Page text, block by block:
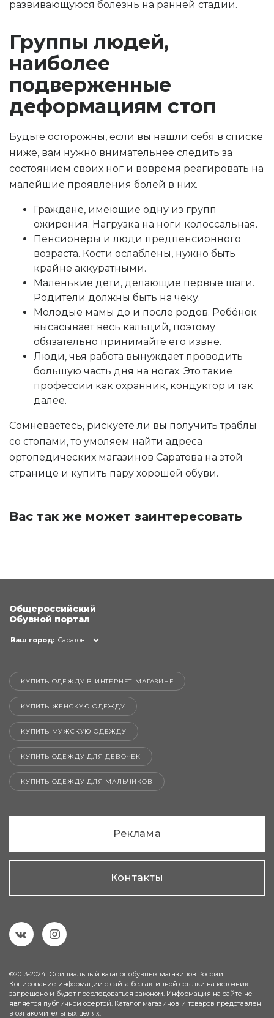
развивающуюся болезнь на ранней стадии.
Группы людей,
наиболее
подверженные
деформациям стоп
Будьте осторожны, если вы нашли себя в списке
ниже, вам нужно внимательнее следить за
состоянием своих ног и вовремя реагировать на
малейшие проявления болей в них.
Граждане, имеющие одну из групп
ожирения. Нагрузка на ноги колоссальная.
Пенсионеры и люди предпенсионного
возраста. Кости ослаблены, нужно быть
крайне аккуратными.
Маленькие дети, делающие первые шаги.
Родители должны быть на чеку.
Молодые мамы до и после родов. Ребёнок
высасывает весь кальций, поэтому
обязательно принимайте его извне.
Люди, чья работа вынуждает проводить
большую часть дня на ногах. Это такие
профессии как охранник, кондуктор и так
далее.
Сомневаетесь, рискуете ли вы получить траблы
со стопами, то умоляем найти адреса
ортопедических магазинов Саратова на этой
странице и купить пару хорошей обуви.
Вас так же может заинтересовать
Общероссийский
Обувной портал
Ваш город: Саратов
КУПИТЬ ОДЕЖДУ В ИНТЕРНЕТ-МАГАЗИНЕ
КУПИТЬ ЖЕНСКУЮ ОДЕЖДУ
КУПИТЬ МУЖСКУЮ ОДЕЖДУ
КУПИТЬ ОДЕЖДУ ДЛЯ ДЕВОЧЕК
КУПИТЬ ОДЕЖДУ ДЛЯ МАЛЬЧИКОВ
Реклама
Контакты
©2013-2024. Официальный каталог обувных магазинов России.
Копирование информации с сайта без активной ссылки на источник
запрещено и будет преследоваться законом. Информация на сайте не
является публичной офёртой. Каталог магазинов и товаров представлен
в ознакомительных целях.